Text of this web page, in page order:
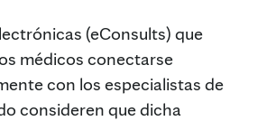
(eConsults) que
médicos conectarse
con los especialistas de
consideren que dicha